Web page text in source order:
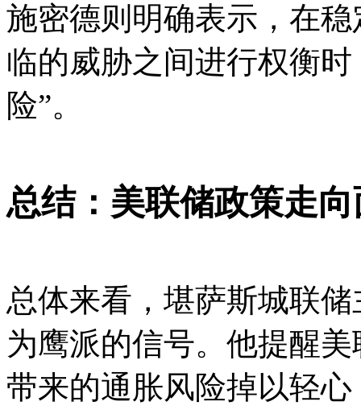
施密德则明确表示，在
临的威胁之间进行权衡
险”。
总结：美联储政策走
总体来看，堪萨斯城联
为鹰派的信号。他提醒
带来的通胀风险掉以轻